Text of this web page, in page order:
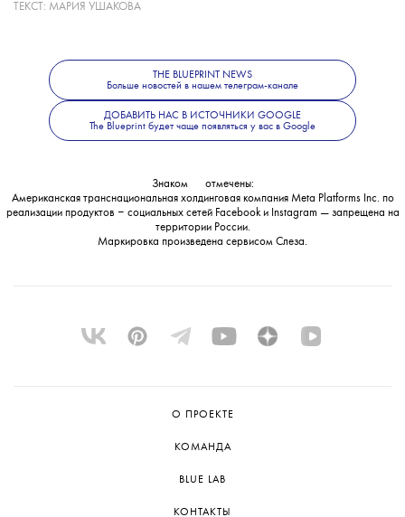
тревожности, депрессии и расстройствам
Meta 💧
с вердиктом не согласились
и заявили, что намерены его обжаловать.
ТЕКСТ: МАРИЯ УШАКОВА
THE BLUEPRINT NEWS
Больше новостей в нашем телеграм-канале
ДОБАВИТЬ НАС В ИСТОЧНИКИ GOOGLE
The Blueprint будет чаще появляться у вас в Google
Знаком
отмечены:
Американская транснациональная холдинговая компания Meta Platforms Inc. по
реализации продуктов ‒ социальных сетей Facebook и Instagram — запрещена на
территории России.
Маркировка произведена сервисом Слеза.
О ПРОЕКТЕ
КОМАНДА
BLUE LAB
КОНТАКТЫ